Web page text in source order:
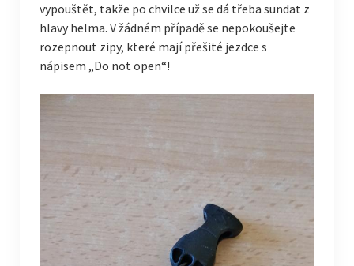
vypouštět, takže po chvilce už se dá třeba sundat z
hlavy helma. V žádném případě se nepokoušejte
rozepnout zipy, které mají přešité jezdce s
nápisem „Do not open“!